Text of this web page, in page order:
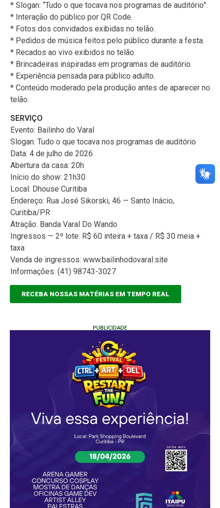
* Slogan: “Tudo o que tocava nos programas de auditório”.
* Interação do público por QR Code.
* Fotos dos convidados exibidas no telão.
* Pedidos de música feitos pelo público durante a festa.
* Recados ao vivo exibidos no telão.
* Brincadeiras inspiradas em programas de auditório.
* Experiência pensada para público adulto.
* Conteúdo moderado pela produção antes de aparecer no
telão.
SERVIÇO
Evento: Bailinho do Varal
Slogan: Tudo o que tocava nos programas de auditório
Data: 4 de julho de 2026
Abertura da casa: 20h
Início do show: 21h30
Local: Dhouse Curitiba
Endereço: Rua José Sikorski, 46 — Santo Inácio,
Curitiba/PR
Atração: Banda Varal Do Wando
Ingressos — 2º lote: R$ 60 inteira + taxa / R$ 30 meia +
taxa
Venda de ingressos: www.bailinhodovaral.site
Informações: (41) 98743-3027
RECEBA NOSSAS MATÉRIAS EM TEMPO REAL
PUBLICIDADE